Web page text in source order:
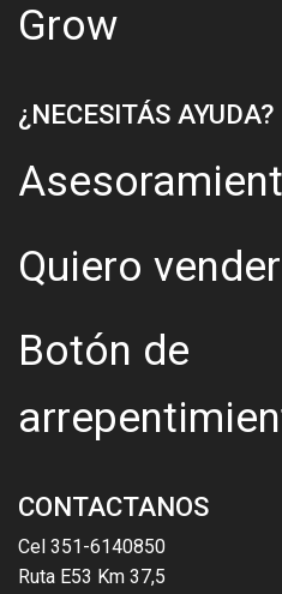
Grow
¿NECESITÁS AYUDA?
Quiero
Botón de
CONTACTANOS
Cel 351-6140850
Ruta E53 Km 37,5